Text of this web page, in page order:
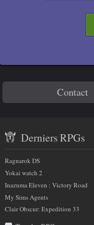
Titre 1
Titre 2
Titre 4
Code
savoir
plus
sur
nous
Contact
récent
et
partenaires
Derniers RPGs
Ragnarok DS
Yokai watch 2
Inazuma Eleven : Victory Road
My Sims Agents
Clair Obscur: Expedition 33